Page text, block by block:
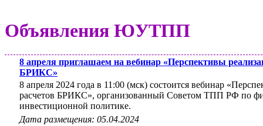
Объявления ЮУТПП
8 апреля приглашаем на вебинар «Перспективы
БРИКС»
8 апреля 2024 года в 11:00 (мск) состоится вебинар
расчетов БРИКС», организованный Советом ТПП РФ по
инвестиционной политике.
Дата размещения: 05.04.2024